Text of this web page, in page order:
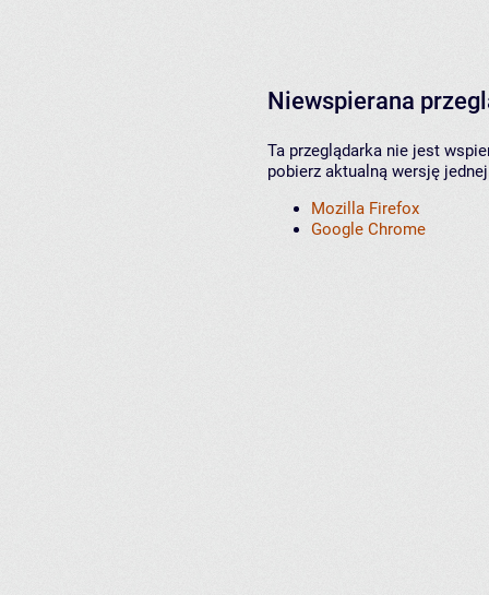
Niewspierana
Ta przeglądarka nie jest
pobierz aktualną wersję
Mozilla Firefox
Google Chrome